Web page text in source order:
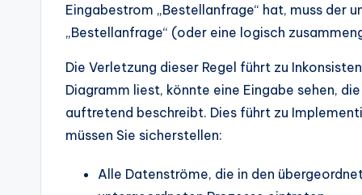
Eingabestrom „Bestellanfrage“ hat, muss der
„Bestellanfrage“ (oder eine logisch
Die Verletzung dieser Regel führt zu
Diagramm liest, könnte eine Eingabe sehen,
auftretend beschreibt. Dies führt zu
müssen Sie sicherstellen:
Alle Datenströme, die in den